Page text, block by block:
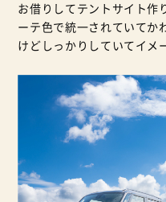
お借りしてテントサイト作
ーテ色で統一されていてか
けどしっかりしていてイメ